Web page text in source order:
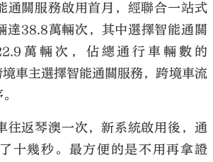
通關服務啟用首月，經聯合一站式
達38.8萬輛次，其中選擇智能通關
萬輛次，佔總通行車輛數的
車主選擇智能通關服務，跨境車流
往返琴澳一次，新系統啟用後，通
十幾秒。最方便的是不用再拿證